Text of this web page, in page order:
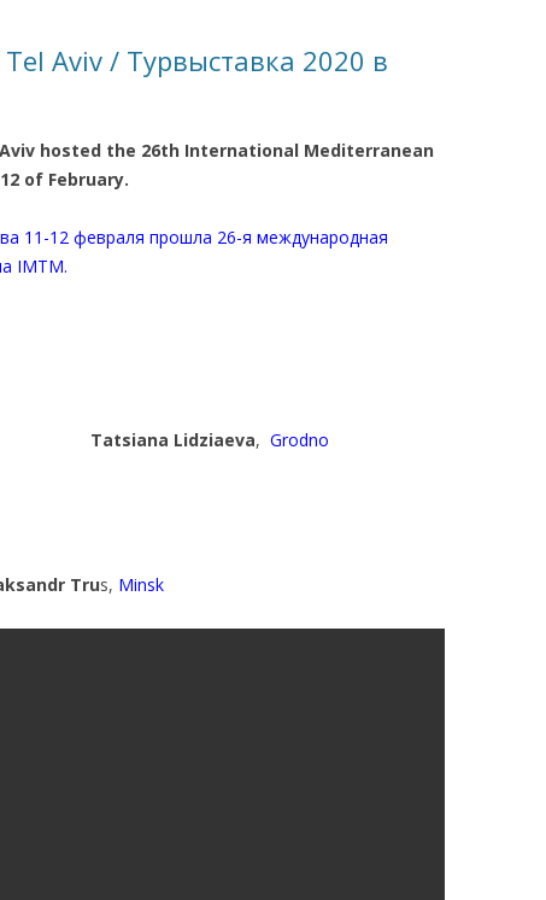
СЕЙЧАС
К СТАРОМУ
ОТЗЫВЫ, ПРЕДЛОЖЕНИЯ,
Aviv / Турвыставка 2020 в
hosted the 26th International Mediterranean
of February.
11-12 февраля прошла 26-я международная
IMTM.
Tatsiana Lidziaeva, Grodno
Trus, Minsk